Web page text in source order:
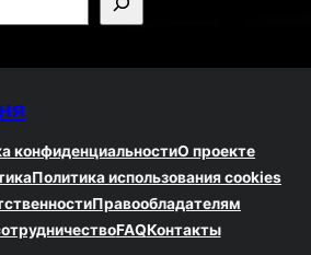
конфиденциальностиО проекте
Политика использования cookies
Правообладателям
FAQКонтакты